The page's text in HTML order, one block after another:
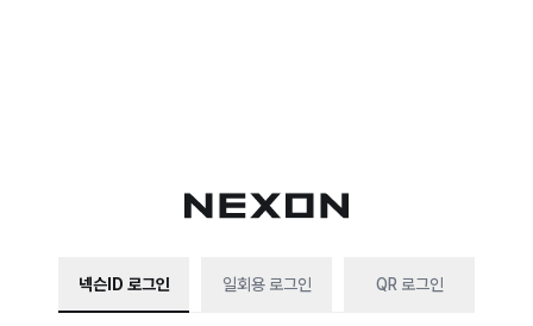
넥슨ID 로그인 일회용 로그인 QR 로그인